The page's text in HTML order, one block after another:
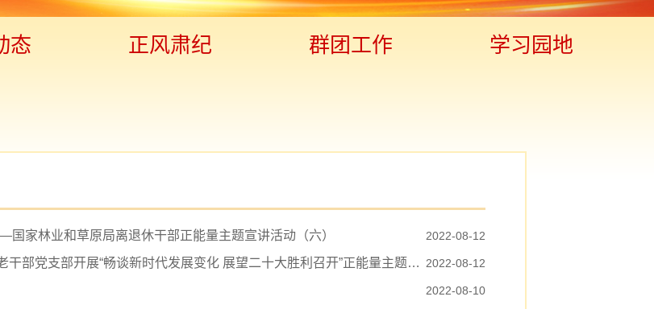
态 正风肃纪 群团工作 学习园地
2022-08-12
家林业和草原局离退休干部正能量主题宣讲活动（六）
2022-08-12
党支部开展“畅谈新时代发展变化 展望二十大胜利召开”正能量主题宣讲活动
2022-08-10